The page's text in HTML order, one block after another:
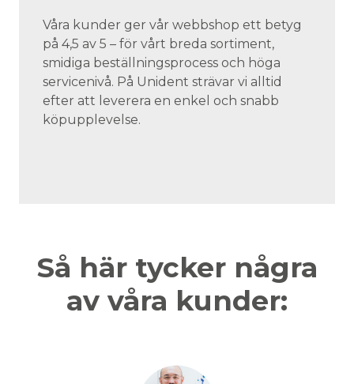
Våra kunder ger vår webbshop ett betyg
på 4,5 av 5 – för vårt breda sortiment,
smidiga beställningsprocess och höga
servicenivå. På Unident strävar vi alltid
efter att leverera en enkel och snabb
köpupplevelse.
Så här tycker några
av våra kunder: